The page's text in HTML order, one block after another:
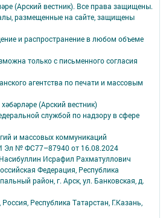
(Арский вестник). Все права защищены.
размещенные на сайте, защищены
и распространение в любом объеме
только с письменного согласия
агентства по печати и массовым
(Арский вестник)
службой по надзору в сфере
и массовых коммуникаций
Эл № ФС77–87940 от 16.08.2024
Исрафил Рахматуллович
Федерация, Республика
район, г. Арск, ул. Банковская, д.
Республика Татарстан, Г.Казань,